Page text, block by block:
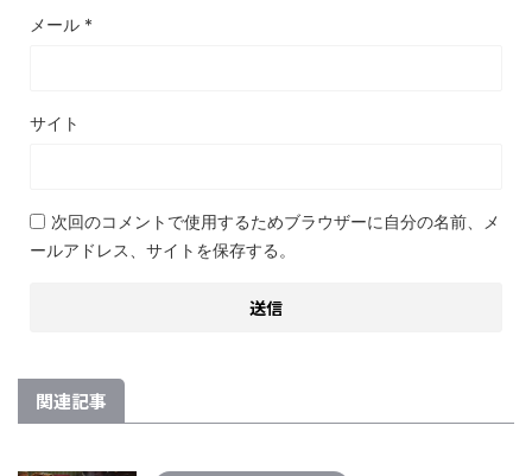
メール *
サイト
次回のコメントで使用するためブラウザーに自分の名前、メ
ールアドレス、サイトを保存する。
関連記事